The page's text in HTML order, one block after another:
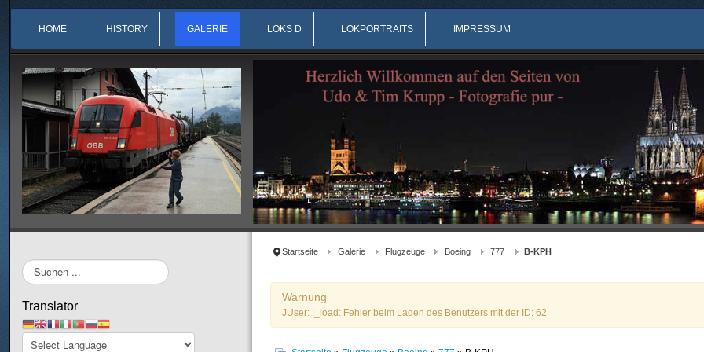
HOME HISTORY GALERIE LOKS D LOKPORTRAITS IMPRESSUM
Startseite Galerie Flugzeuge Boeing 777 B-KPH
Warnung
JUser: :_load: Fehler beim Laden des Benutzers mit der ID: 62
Suchen
...
Translator